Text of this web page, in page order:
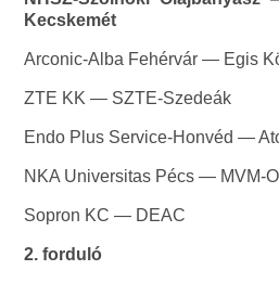
Kecskemét
Arconic-Alba Fehérvár — Egis
ZTE KK — SZTE-Szedeák
Endo Plus Service-Honvéd —
NKA Universitas Pécs — MVM-
Sopron KC — DEAC
2. forduló